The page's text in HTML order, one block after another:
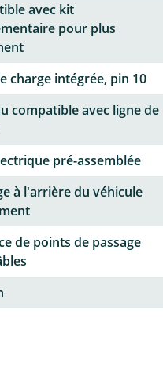
avec kit
pour plus
charge intégrée, pin 10
compatible avec ligne de
pré-assemblée
à l'arrière du véhicule
de points de passage